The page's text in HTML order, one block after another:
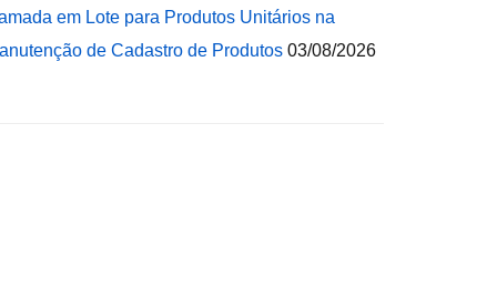
em Lote para Produtos Unitários na
de Cadastro de Produtos 03/08/2026